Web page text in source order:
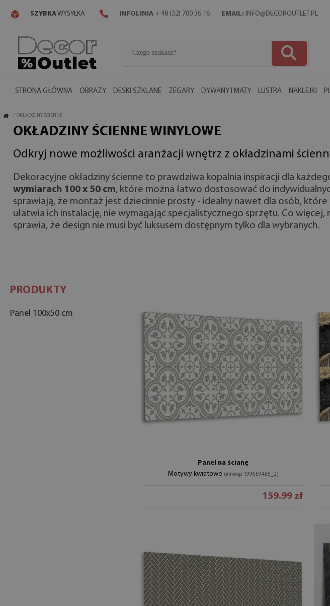
SZYBKAWYSYŁKA INFOLINIA + 48 (32) 700 36 16 EMAIL: INFO@DECOROUTLET.PL
STRONA GŁÓWNA OBRAZY DESKI SZKLANE ZEGARY DYWANY I MATY LUSTRA NAKLEJKI
/ OKŁADZINY ŚCIENNE
OKŁADZINY ŚCIENNE WINYLOWE
Odkryj nowe możliwości aranżacji wnętrz z okładzinami
Dekoracyjne okładziny ścienne to prawdziwa kopalnia inspiracji dla
wymiarach 100 x 50 cm, które można łatwo dostosować do
sprawiają, że montaż jest dziecinnie prosty - idealny nawet dla osób,
ułatwia ich instalację, nie wymagając specjalistycznego sprzętu. Co
sprawia, że design nie musi być luksusem dostępnym tylko dla wybranych.
PRODUKTY
Panel 100x50 cm
Panel na ścianę
Motywy kwiatowe (#mwsp-199659456_2)
159.99 zł